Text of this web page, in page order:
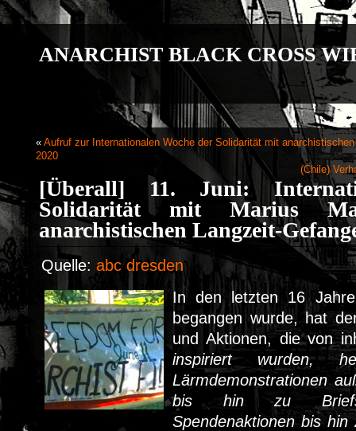
ANARCHIST BLACK CROSS
« Aufruf zur Internationalen Woche der Solidarität mit
2020
(Chile)
[Überall] 11. Juni:
Solidarität mit Marius
anarchistischen Langzeit-
Quelle: abc dresden
In den letzten 16
begangen wurde, hat
und Aktionen, die von
inspiriert wurden,
Lärmdemonstrationen
bis hin zu
Spendenaktionen bis